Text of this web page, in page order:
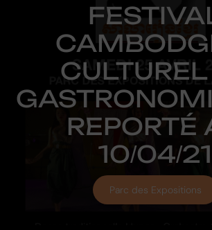
REPORTÉ
10/04/21
Parc des Expositions